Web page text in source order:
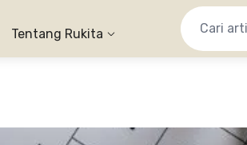
Tentang Rukita